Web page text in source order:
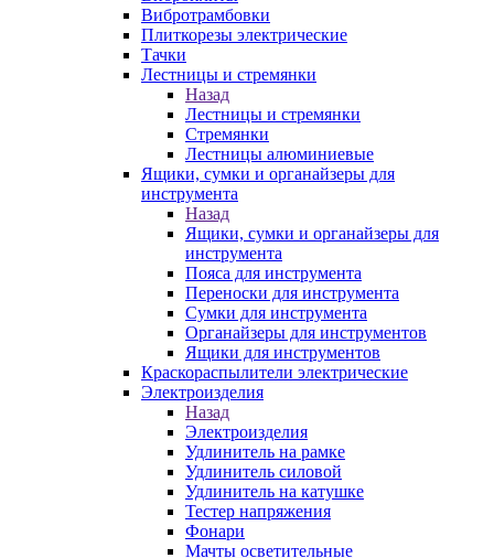
Вибротрамбовки
Плиткорезы электрические
Тачки
Лестницы и стремянки
Назад
Лестницы и стремянки
Стремянки
Лестницы алюминиевые
Ящики, сумки и органайзеры для
инструмента
Назад
Ящики, сумки и органайзеры для
инструмента
Пояса для инструмента
Переноски для инструмента
Сумки для инструмента
Органайзеры для инструментов
Ящики для инструментов
Краскораспылители электрические
Электроизделия
Назад
Электроизделия
Удлинитель на рамке
Удлинитель силовой
Удлинитель на катушке
Тестер напряжения
Фонари
Мачты осветительные